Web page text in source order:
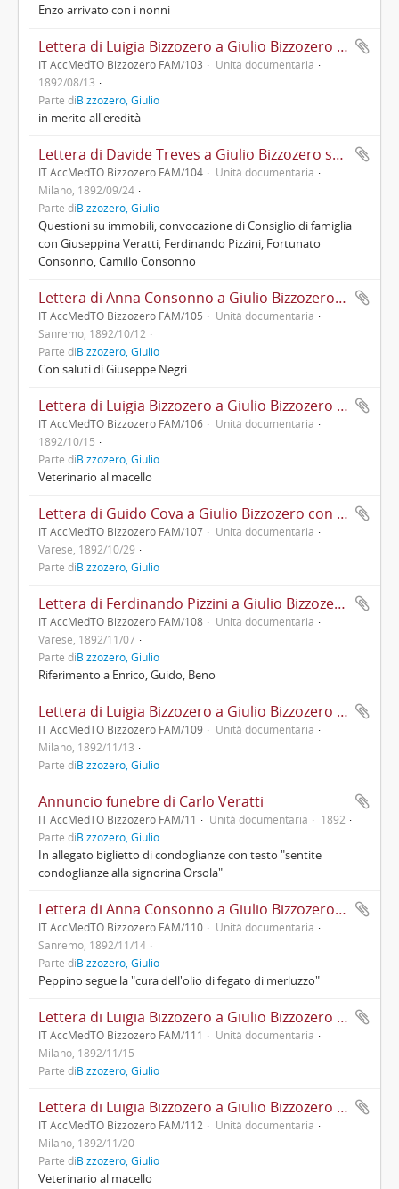
Enzo arrivato con i nonni
Lettera di Luigia Bizzozero a Giulio Bizzozero con aggiornamenti familiari e di salute
IT AccMedTO Bizzozero FAM/103
Unità documentaria
1892/08/13
Parte diBizzozero, Giulio
in merito all'eredità
Lettera di Davide Treves a Giulio Bizzozero su questioni di eredità
IT AccMedTO Bizzozero FAM/104
Unità documentaria
Milano, 1892/09/24
Parte diBizzozero, Giulio
Questioni su immobili, convocazione di Consiglio di famiglia
con Giuseppina Veratti, Ferdinando Pizzini, Fortunato
Consonno, Camillo Consonno
Lettera di Anna Consonno a Giulio Bizzozero con aggiornamenti familiari
IT AccMedTO Bizzozero FAM/105
Unità documentaria
Sanremo, 1892/10/12
Parte diBizzozero, Giulio
Con saluti di Giuseppe Negri
Lettera di Luigia Bizzozero a Giulio Bizzozero con aggiornamenti familiari e di salute
IT AccMedTO Bizzozero FAM/106
Unità documentaria
1892/10/15
Parte diBizzozero, Giulio
Veterinario al macello
Lettera di Guido Cova a Giulio Bizzozero con aggiornamenti personali
IT AccMedTO Bizzozero FAM/107
Unità documentaria
Varese, 1892/10/29
Parte diBizzozero, Giulio
Lettera di Ferdinando Pizzini a Giulio Bizzozero con aggiornamenti familiari
IT AccMedTO Bizzozero FAM/108
Unità documentaria
Varese, 1892/11/07
Parte diBizzozero, Giulio
Riferimento a Enrico, Guido, Beno
Lettera di Luigia Bizzozero a Giulio Bizzozero con aggiornamenti sulla salute di Felice
IT AccMedTO Bizzozero FAM/109
Unità documentaria
Milano, 1892/11/13
Parte diBizzozero, Giulio
Annuncio funebre di Carlo Veratti
IT AccMedTO Bizzozero FAM/11 Unità documentaria
1892
Parte diBizzozero, Giulio
In allegato biglietto di condoglianze con testo "sentite
condoglianze alla signorina Orsola"
Lettera di Anna Consonno a Giulio Bizzozero con aggiornamenti familiari e di salute
IT AccMedTO Bizzozero FAM/110
Unità documentaria
Sanremo, 1892/11/14
Parte diBizzozero, Giulio
Peppino segue la "cura dell'olio di fegato di merluzzo"
Lettera di Luigia Bizzozero a Giulio Bizzozero con aggiornamenti salute di Felice
IT AccMedTO Bizzozero FAM/111
Unità documentaria
Milano, 1892/11/15
Parte diBizzozero, Giulio
Lettera di Luigia Bizzozero a Giulio Bizzozero con aggiornamenti familiari e di salute
IT AccMedTO Bizzozero FAM/112
Unità documentaria
Milano, 1892/11/20
Parte diBizzozero, Giulio
Veterinario al macello